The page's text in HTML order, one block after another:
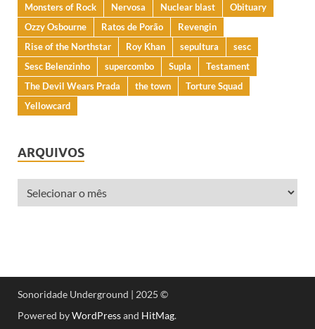
Monsters of Rock
Nervosa Nuclear blast
Obituary
Ozzy Osbourne
Ratos de Porão
Revengin
Rise of the Northstar
Roy Khan sepultura
sesc
Sesc Belenzinho
supercombo Supla
Testament
The Devil Wears Prada
the town
Torture Squad
Yellowcard
ARQUIVOS
Sonoridade Underground | 2025 ©
Powered byWordPressand HitMag.